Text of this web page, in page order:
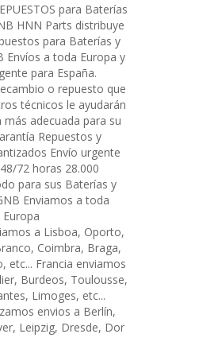
para Baterías
HNN Parts distribuye
para Baterías y
Envíos a toda Europa y
para España.
o repuesto que
técnicos le ayudarán
más adecuada para su
Repuestos y
Envío urgente
72 horas 28.000
para sus Baterías y
Enviamos a toda
Europa
a Lisboa, Oporto,
Coimbra, Braga,
etc... Francia enviamos
Burdeos, Toulousse,
Limoges, etc...
envios a Berlín,
Leipzig, Dresde, Dor